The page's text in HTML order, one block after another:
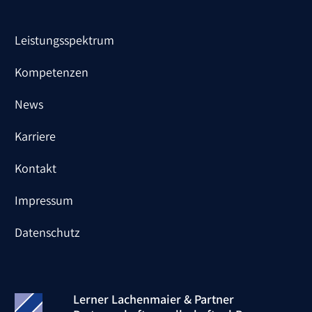
Lerner Lachenmaier & Partner
Leistungsspektrum
Kompetenzen
News
Karriere
Kontakt
Impressum
Datenschutz